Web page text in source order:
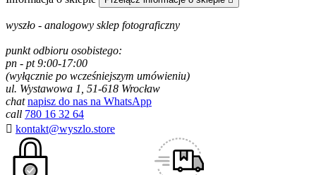
wyszło - analogowy sklep fotograficzny
punkt odbioru osobistego:
pn - pt 9:00-17:00
(wyłącznie po wcześniejszym umówieniu)
ul. Wystawowa 1, 51-618 Wrocław
chat napisz do nas na WhatsApp
call 780 16 32 64
 kontakt@wyszlo.store